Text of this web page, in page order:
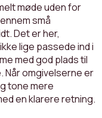
møde uden for
små
Det er her,
lige passede ind i
med god plads til
Når omgivelserne er
tone mere
en klarere retning.